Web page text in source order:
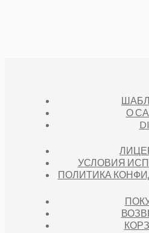
О
УСЛОВИЯ
ПОЛИТИКА